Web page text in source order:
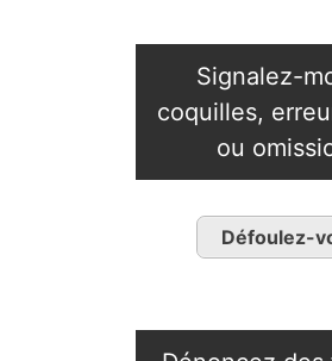
Signalez-
coquilles,
ou
Défoulez-